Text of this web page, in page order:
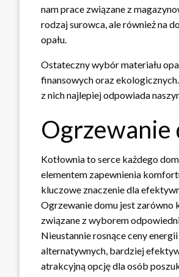
nam prace związane z
rodzaj surowca, ale również na
opału.
Ostateczny wybór materiału
finansowych oraz
z nich najlepiej odpowiada
Ogrzewanie
Kotłownia to serce każdego
elementem zapewnienia
kluczowe znaczenie dla
Ogrzewanie domu jest zarówno
związane z wyborem
Nieustannie rosnące ceny
alternatywnych, bardziej
atrakcyjną opcję dla osób